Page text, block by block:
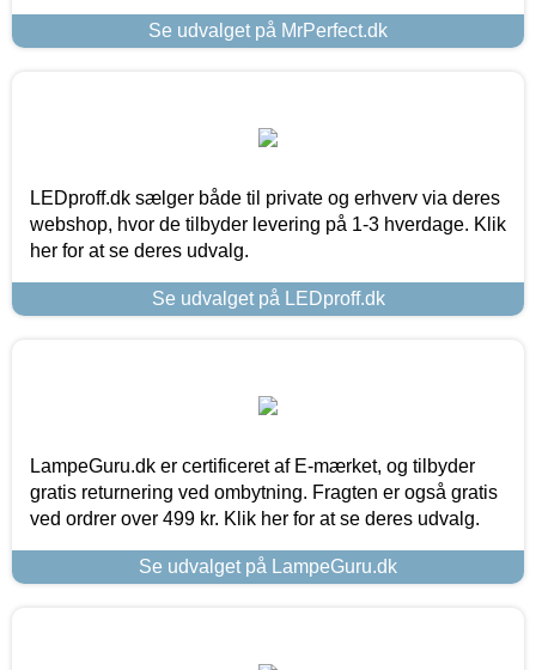
Se udvalget på MrPerfect.dk
LEDproff.dk sælger både til private og erhverv via deres
webshop, hvor de tilbyder levering på 1-3 hverdage. Klik
her for at se deres udvalg.
Se udvalget på LEDproff.dk
LampeGuru.dk er certificeret af E-mærket, og tilbyder
gratis returnering ved ombytning. Fragten er også gratis
ved ordrer over 499 kr. Klik her for at se deres udvalg.
Se udvalget på LampeGuru.dk